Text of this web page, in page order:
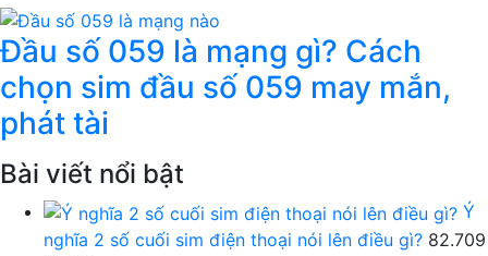
Đầu số 059 là mạng gì? Cách
chọn sim đầu số 059 may mắn,
phát tài
Bài viết nổi bật
Ý
nghĩa 2 số cuối sim điện thoại nói lên điều gì? 82.709